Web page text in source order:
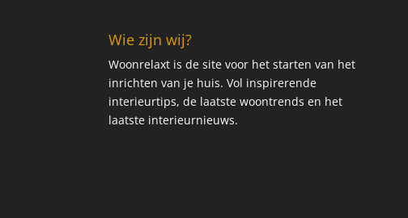
Wie zijn wij?
Woonrelaxt is de site voor het starten van het
inrichten van je huis. Vol inspirerende
interieurtips, de laatste woontrends en het
laatste interieurnieuws.